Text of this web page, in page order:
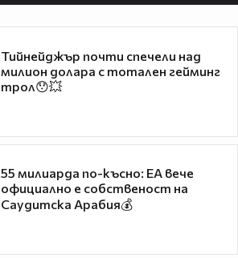
Тийнейджър почти спечели над
милион долара с тотален гейминг
трол😯💥
55 милиарда по-късно: EA вече
официално е собственост на
Саудитска Арабия💰